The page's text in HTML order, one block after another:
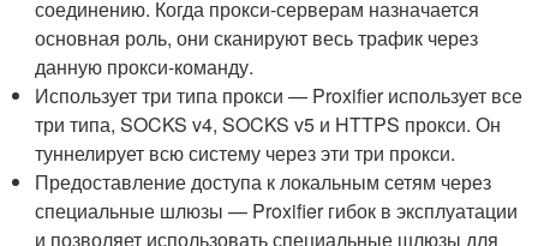
соединению. Когда прокси-серверам назначается
основная роль, они сканируют весь трафик через
данную прокси-команду.
Использует три типа прокси — Proxifier использует все
три типа, SOCKS v4, SOCKS v5 и HTTPS прокси. Он
туннелирует всю систему через эти три прокси.
Предоставление доступа к локальным сетям через
специальные шлюзы — Proxifier гибок в эксплуатации
и позволяет использовать специальные шлюзы для